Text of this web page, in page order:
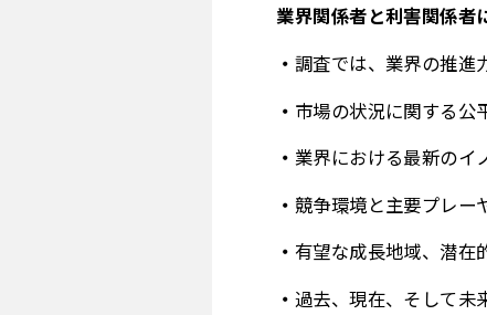
業界関係者と利害関係者
調査では、業界の推進
市場の状況に関する公
業界における最新のイ
競争環境と主要プレー
有望な成長地域、潜在
過去、現在、そして未